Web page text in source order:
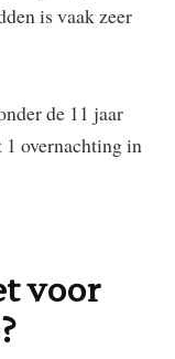
is vaak zeer
de 11 jaar
1 overnachting in
voor